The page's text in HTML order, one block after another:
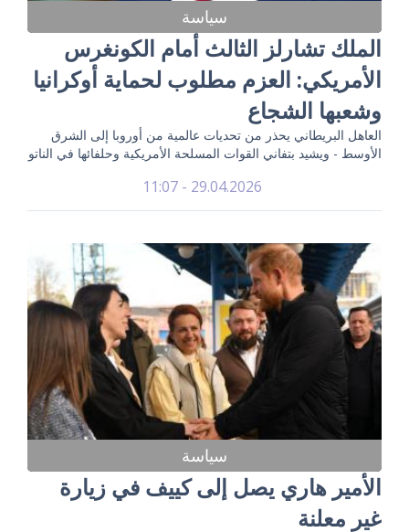
سياسة
الملك تشارلز الثالث أمام الكونغرس
الأمريكي: العزم مطلوب لحماية أوكرانيا
وشعبها الشجاع
العاهل البريطاني يحذر من تحديات عالمية من أوروبا إلى الشرق
الأوسط - ويشيد بتفاني القوات المسلحة الأمريكية وحلفائها في الناتو
29.04.2026 - 11:07
سياسة
الأمير هاري يصل إلى كييف في زيارة
غير معلنة